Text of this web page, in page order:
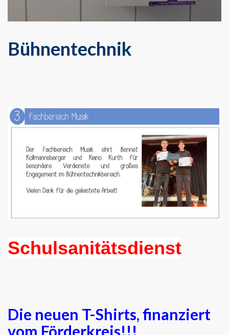
Bühnentechnik
Schulsanitätsdienst
Die neuen T-Shirts, finanziert
vom Förderkreis!!!